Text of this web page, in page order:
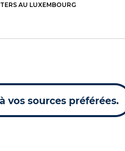
AU LUXEMBOURG